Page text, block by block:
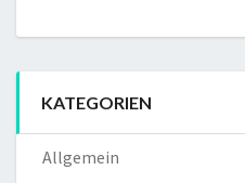
KATEGORIEN
Allgemein